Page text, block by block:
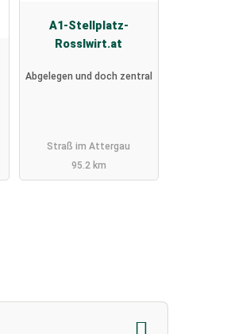
A1-Stellplatz-
Rosslwirt.at
Abgelegen und doch zentral
Straß im Attergau
95.2 km